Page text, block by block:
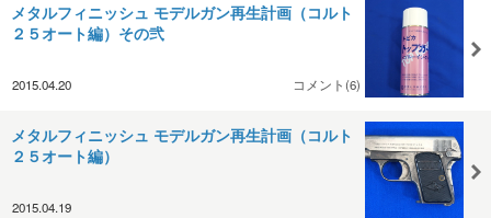
メタルフィニッシュ モデルガン再生計画（コルト
２５オート編）その弐
2015.04.20 コメント(6)
メタルフィニッシュ モデルガン再生計画（コルト
２５オート編）
2015.04.19